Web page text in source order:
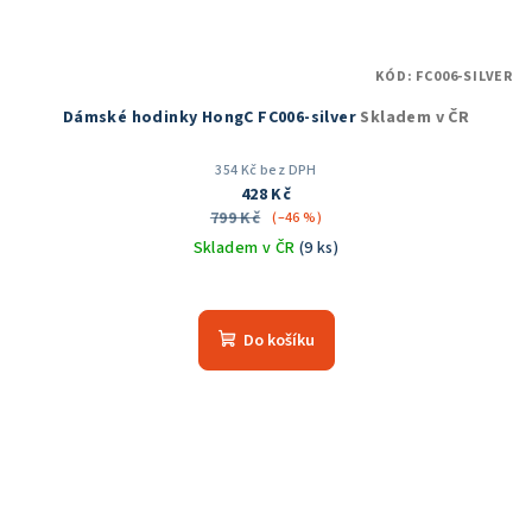
Dámské hodinky HongC FC006-silver Skladem v ČR
354 Kč bez DPH
428 Kč
799 Kč (–46 %)
Skladem v ČR (9 ks)
Do košíku
KÓD: FC006-SILVER